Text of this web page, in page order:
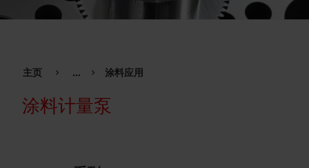
主页 ... 涂料应用
涂料计量泵